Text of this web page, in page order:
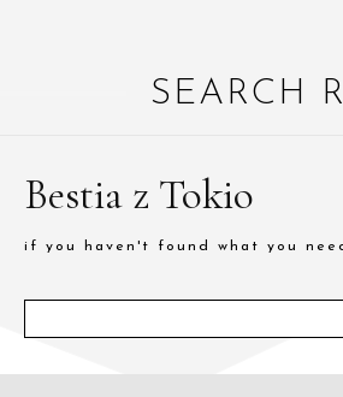
SEARCH
Bestia z Tokio
if you haven't found what you